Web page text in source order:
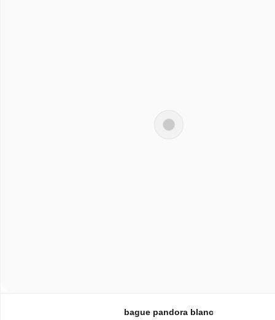
bague pandora blanc